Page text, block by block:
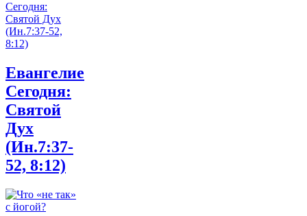
Евангелие
Сегодня:
Святой
Дух
(Ин.7:37-
52, 8:12)